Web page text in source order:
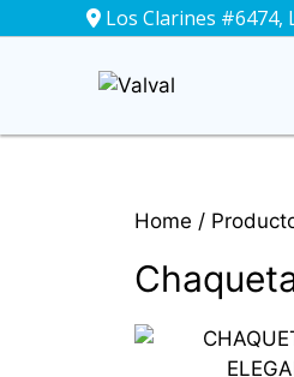
al
Los Clarines #6474,
Home /
This